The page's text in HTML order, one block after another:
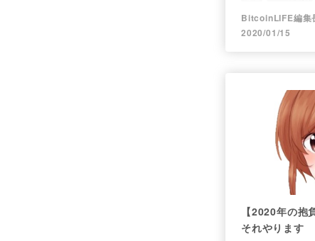
BitcoinLIFE編集
2020/01/15
【2020年の抱
それやります